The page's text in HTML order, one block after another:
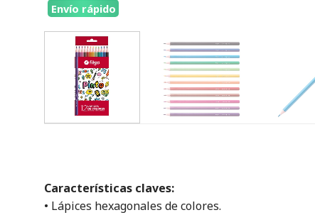
Envío rápido
Características claves:
• Lápices hexagonales de colores.